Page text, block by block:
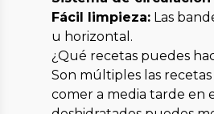
Fácil limpieza: Las
u horizontal.
¿Qué recetas puedes
Son múltiples las
comer a media tarde en